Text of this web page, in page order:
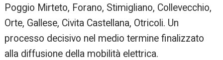
Poggio Mirteto, Forano, Stimigliano, Collevecchio,
Orte, Gallese, Civita Castellana, Otricoli. Un
processo decisivo nel medio termine finalizzato
alla diffusione della mobilità elettrica.